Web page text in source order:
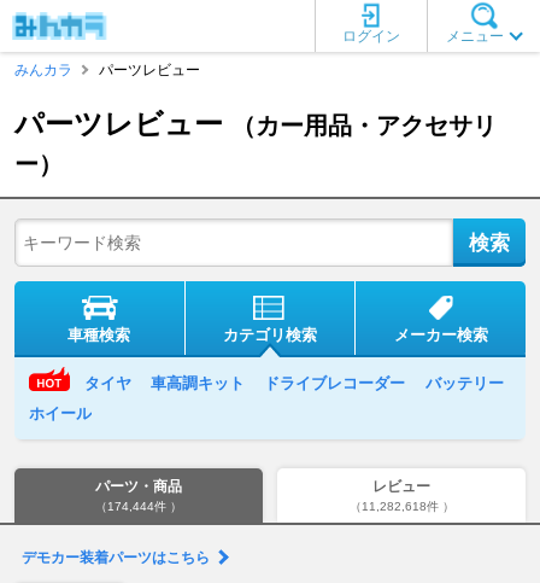
メニュー
ログイン
みんカラ
パーツレビュー
パーツレビュー
（カー用品・アクセサリ
ー）
車種検索 カテゴリ検索 メーカー検索
タイヤ 車高調キット ドライブレコーダー
バッテリー
ホイール
パーツ・商品
（174,444件 ）
レビュー
（11,282,618件 ）
デモカー装着パーツはこちら